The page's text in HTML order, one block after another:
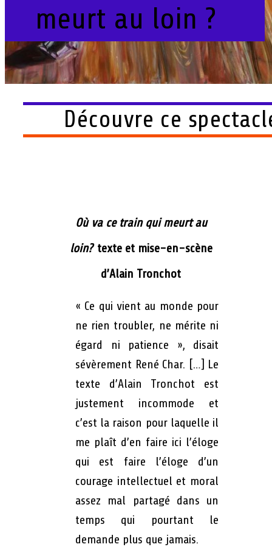
meurt au loin ?
Découvre ce
Où va ce train qui meurt au
loin? texte et mise-en-scène
d’Alain Tronchot
« Ce qui vient au monde pour
ne rien troubler, ne mérite ni
égard ni patience », disait
sévèrement René Char. […] Le
texte d’Alain Tronchot est
justement incommode et
c’est la raison pour laquelle il
me plaît d’en faire ici l’éloge
qui est faire l’éloge d’un
courage intellectuel et moral
assez mal partagé dans un
temps qui pourtant le
demande plus que jamais.